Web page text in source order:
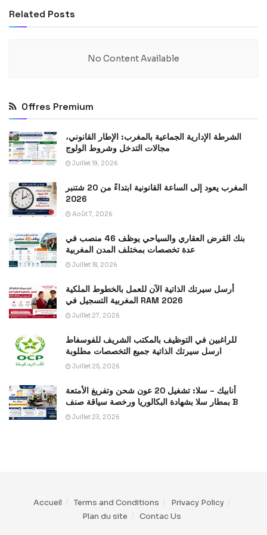
Related Posts
No Content Available
Offres Premium
الشرطة الإدارية الجماعية بالمغرب: الإطار القانوني،
مجالات التدخل وشروط الولوج
Juillet 19, 2026
المغرب يعود إلى الساعة القانونية ابتداءً من 20 شتنبر
2026
Août 7, 2026
بنك القرض العقاري والسياحي يوظف 46 منصب في
عدة تخصصات بمختلف المدن المغربية
Juillet 18, 2026
أرسل سيرتك الذاتية الآن للعمل بالخطوط الملكية
المغربية التسجيل في RAM 2026
Juillet 27, 2026
للراغبين في التوظيف بالمكتب الشريف للفوسفاط
ارسل سيرتك الذاتية جميع التخصصات مطلوبة
Juillet 25, 2026
أنابيك – سلا: تشغيل 20 عون شحن وتفريغ الأمتعة
بمطار سلا بشهادة البكالوريا ورخصة سياقة صنف B
Juillet 23, 2026
Accueil Terms and Conditions
Privacy Policy
Plan du site
Contac Us